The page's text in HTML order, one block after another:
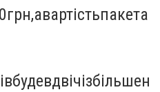
грн,авартістьпакета
будевдвічізбільшен